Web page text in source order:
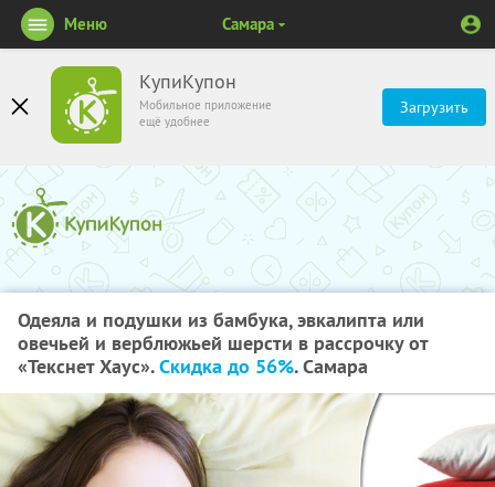
КупиКупон
Мобильное приложение
ещё удобнее
Загрузить
Меню Самара
Одеяла и подушки из бамбука, эвкалипта или
овечьей и верблюжьей шерсти в рассрочку от
«Текснет Хаус».Скидка до 56%. Самара